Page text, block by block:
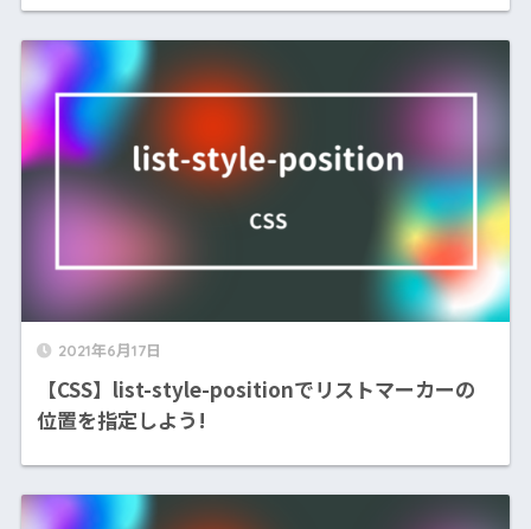
2021年6月17日
【CSS】list-style-positionでリストマーカーの
位置を指定しよう!